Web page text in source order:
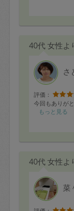
40代 女性よ
さ
評価：
今回もありが
もっと見る
40代 女性よ
菜